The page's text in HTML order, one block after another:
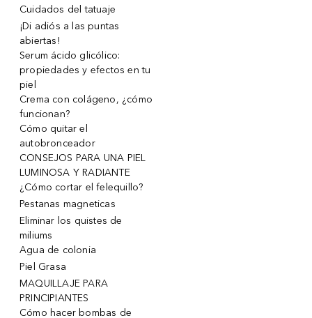
Cuidados del tatuaje
¡Di adiós a las puntas
abiertas!
Serum ácido glicólico:
propiedades y efectos en tu
piel
Crema con colágeno, ¿cómo
funcionan?
Cómo quitar el
autobronceador
CONSEJOS PARA UNA PIEL
LUMINOSA Y RADIANTE
¿Cómo cortar el felequillo?
Pestanas magneticas
Eliminar los quistes de
miliums
Agua de colonia
Piel Grasa
MAQUILLAJE PARA
PRINCIPIANTES
Cómo hacer bombas de